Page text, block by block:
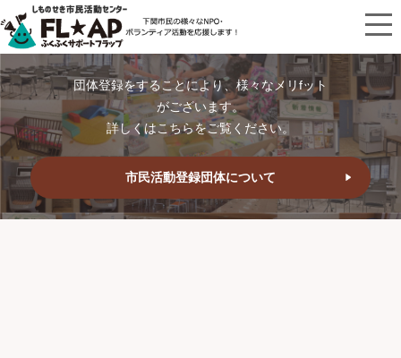
団体登録をすることにより、様々なメリfット
がございます。
詳しくはこちらをご覧ください。
市民活動登録団体について